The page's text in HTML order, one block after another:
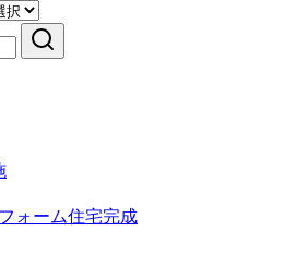
ォーム住宅完成